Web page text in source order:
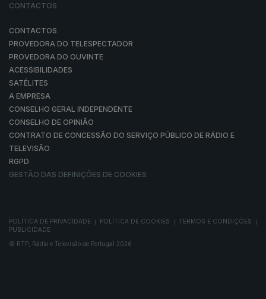
CONTACTOS
CONTACTOS
PROVEDORA DO TELESPECTADOR
PROVEDORA DO OUVINTE
ACESSIBILIDADES
SATÉLITES
A EMPRESA
CONSELHO GERAL INDEPENDENTE
CONSELHO DE OPINIÃO
CONTRATO DE CONCESSÃO DO SERVIÇO PÚBLICO DE RÁDIO E
TELEVISÃO
RGPD
GESTÃO DAS DEFINIÇÕES DE COOKIES
POLÍTICA DE PRIVACIDADE POLÍTICA DE COOKIES TERMOS E CONDIÇÕES
PUBLICIDADE
© RTP, Rádio e Televisão de Portugal 2026